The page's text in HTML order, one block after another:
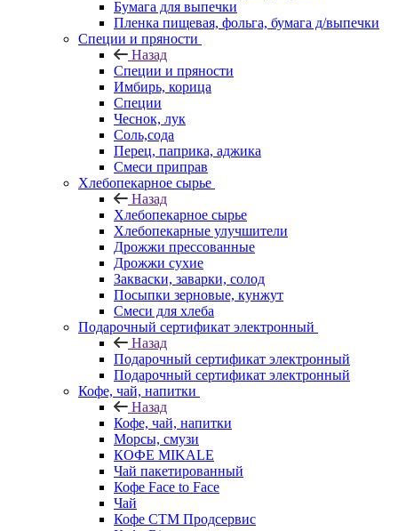
Бумага для выпечки
Пленка пищевая, фольга, бумага д/выпечки
Специи и пряности
Назад
Специи и пряности
Имбирь, корица
Специи
Чеснок, лук
Соль,сода
Перец, паприка, аджика
Смеси приправ
Хлебопекарное сырье
Назад
Хлебопекарное сырье
Хлебопекарные улучшители
Дрожжи прессованные
Дрожжи сухие
Закваски, заварки, солод
Посыпки зерновые, кунжут
Смеси для хлеба
Подарочный сертификат электронный
Назад
Подарочный сертификат электронный
Подарочный сертификат электронный
Кофе, чай, напитки
Назад
Кофе, чай, напитки
Морсы, смузи
КОФЕ MIKALE
Чай пакетированный
Кофе Face to Face
Чай
Кофе СТМ Продсервис